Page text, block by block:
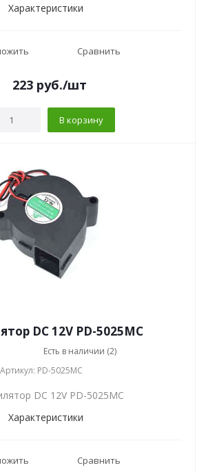
Характеристики
Сравнить
223руб./шт
В корзину
DC 12V PD-5025MC
Есть в наличии (2)
Артикул: PD-5025MC
DC 12V PD-5025MC
Характеристики
Сравнить